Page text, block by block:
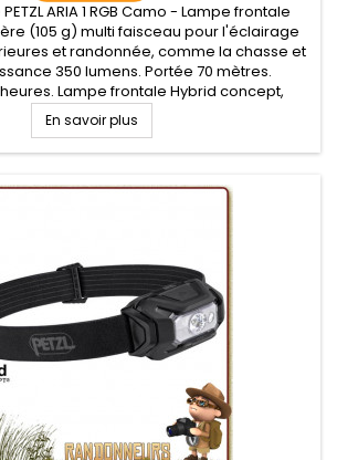
ARIA 1 RGB Camo - Lampe frontale
(105 g) multi faisceau pour l'éclairage
et randonnée, comme la chasse et
350 lumens. Portée 70 mètres.
heures. Lampe frontale Hybrid concept,
ou batterie (non fournie). Trois niveaux
d'éclairage blanc...
En savoir plus